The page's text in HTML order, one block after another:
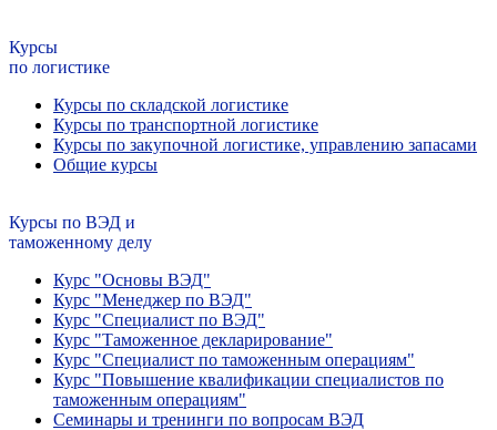
Курсы
по логистике
Курсы по складской логистике
Курсы по транспортной логистике
Курсы по закупочной логистике, управлению запасами
Общие курсы
Курсы по ВЭД и
таможенному делу
Курс "Основы ВЭД"
Курс "Менеджер по ВЭД"
Курс "Специалист по ВЭД"
Курс "Таможенное декларирование"
Курс "Специалист по таможенным операциям"
Курс "Повышение квалификации специалистов по
таможенным операциям"
Семинары и тренинги по вопросам ВЭД